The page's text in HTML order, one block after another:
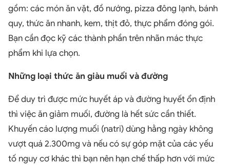
gồm: các món ăn vặt, đồ nướng, pizza đông lạnh, bánh
quy, thức ăn nhanh, kem, thịt đỏ, thực phẩm đóng gói.
Bạn cần đọc kỹ các thành phần trên nhãn mác thực
phẩm khi lựa chọn.
Những loại thức ăn giàu muối và đường
Để duy trì được mức huyết áp và đường huyết ổn định
thì việc ăn giảm muối, đường là hết sức cần thiết.
Khuyến cáo lượng muối (natri) dùng hằng ngày không
vượt quá 2.300mg và nếu có sự góp mặt của các yếu
tố nguy cơ khác thì bạn nên hạn chế thấp hơn với mức